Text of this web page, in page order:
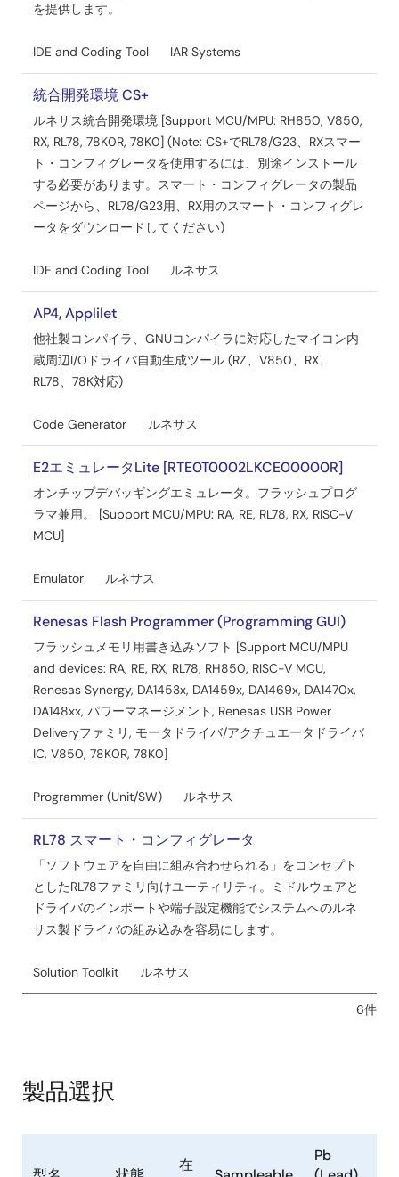
を提供します。
IDE and Coding Tool IAR Systems
統合開発環境 CS+
ルネサス統合開発環境 [Support MCU/MPU: RH850, V850,
RX, RL78, 78K0R, 78K0] (Note: CS+でRL78/G23、RXスマー
ト・コンフィグレータを使用するには、別途インストール
する必要があります。スマート・コンフィグレータの製品
ページから、RL78/G23用、RX用のスマート・コンフィグレ
ータをダウンロードしてください)
IDE and Coding Tool ルネサス
AP4, Applilet
他社製コンパイラ、GNUコンパイラに対応したマイコン内
蔵周辺I/Oドライバ自動生成ツール (RZ、V850、RX、
RL78、78K対応)
Code Generator ルネサス
E2エミュレータLite [RTE0T0002LKCE00000R]
オンチップデバッギングエミュレータ。フラッシュプログ
ラマ兼用。 [Support MCU/MPU: RA, RE, RL78, RX, RISC-V
MCU]
Emulator ルネサス
Renesas Flash Programmer (Programming GUI)
フラッシュメモリ用書き込みソフト [Support MCU/MPU
and devices: RA, RE, RX, RL78, RH850, RISC-V MCU,
Renesas Synergy, DA1453x, DA1459x, DA1469x, DA1470x,
DA148xx, パワーマネージメント, Renesas USB Power
Deliveryファミリ, モータドライバ/アクチュエータドライバ
IC, V850, 78K0R, 78K0]
Programmer (Unit/SW) ルネサス
RL78 スマート・コンフィグレータ
「ソフトウェアを自由に組み合わせられる」をコンセプト
としたRL78ファミリ向けユーティリティ。ミドルウェアと
ドライバのインポートや端子設定機能でシステムへのルネ
サス製ドライバの組み込みを容易にします。
Solution Toolkit ルネサス
6件
製品選択
在
Pb